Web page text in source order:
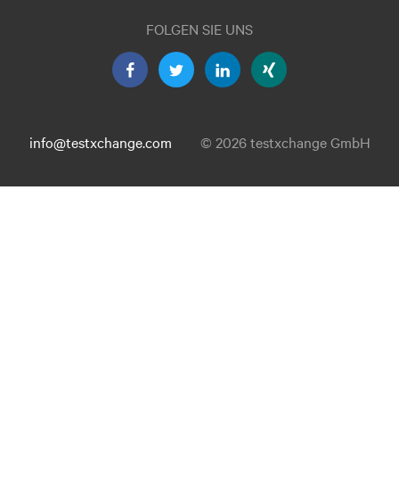
FOLGEN SIE UNS
info@testxchange.com © 2026 testxchange GmbH